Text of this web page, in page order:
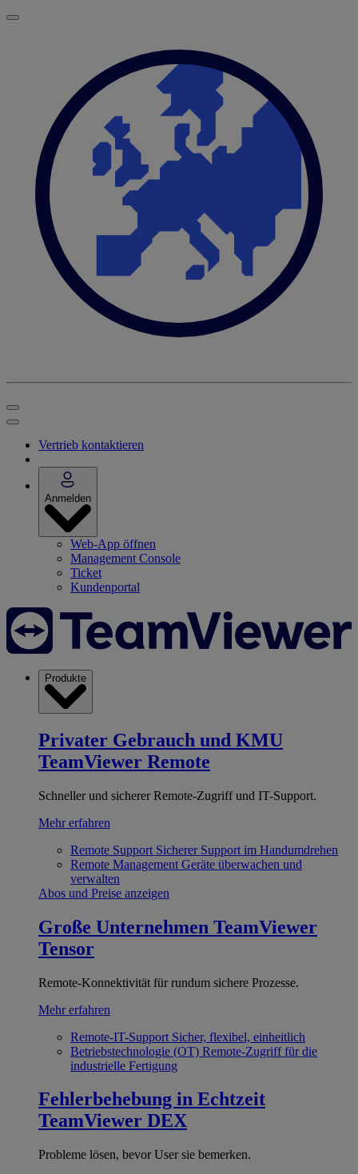
Vertrieb kontaktieren
Anmelden
Web-App öffnen
Management Console
Ticket
Kundenportal
Produkte
Privater Gebrauch und KMU
TeamViewer Remote
Schneller und sicherer Remote-Zugriff und IT-Support.
Mehr erfahren
Remote Support Sicherer Support im Handumdrehen
Remote Management Geräte überwachen und
verwalten
Abos und Preise anzeigen
Große Unternehmen TeamViewer
Tensor
Remote-Konnektivität für rundum sichere Prozesse.
Mehr erfahren
Remote-IT-Support Sicher, flexibel, einheitlich
Betriebstechnologie (OT) Remote-Zugriff für die
industrielle Fertigung
Fehlerbehebung in Echtzeit
TeamViewer DEX
Probleme lösen, bevor User sie bemerken.